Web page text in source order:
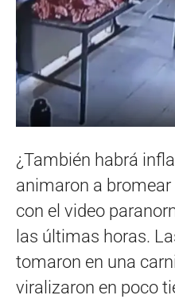
¿También habrá
animaron a
con el video
las últimas horas.
tomaron en una
viralizaron en poco